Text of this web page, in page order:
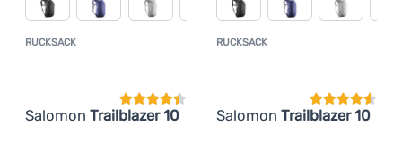
RUCKSACK
Salomon Trailblazer 10
KundenbewertungRUCKSACK
Salomon Trailblazer 10